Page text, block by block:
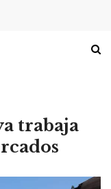
trabaja